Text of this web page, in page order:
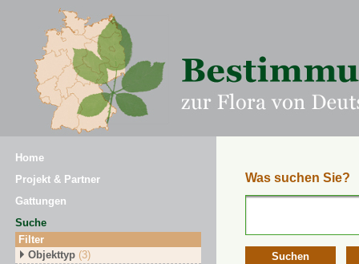
Home
Projekt & Partner
Gattungen
Suche
Filter
Objekttyp (3)
Was suchen Sie?
Suchen